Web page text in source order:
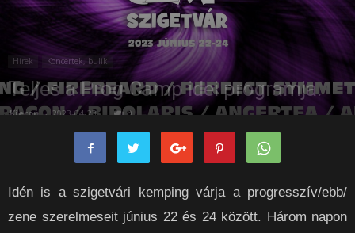
Hírek Koncertek, bulik
Teljes a Prog Camp idei programja.
Kieron - 2023-04-23 0
Idén is a szigetvári kemping várja a progresszív/ebb/
zene szerelmeseit június 22 és 24 között. Három napon